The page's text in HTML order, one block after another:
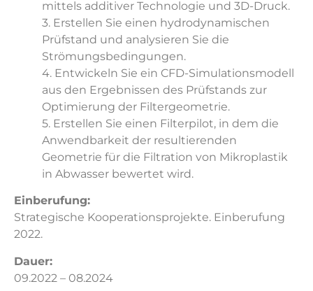
mittels additiver Technologie und 3D-Druck.
3. Erstellen Sie einen hydrodynamischen
Prüfstand und analysieren Sie die
Strömungsbedingungen.
4. Entwickeln Sie ein CFD-Simulationsmodell
aus den Ergebnissen des Prüfstands zur
Optimierung der Filtergeometrie.
5. Erstellen Sie einen Filterpilot, in dem die
Anwendbarkeit der resultierenden
Geometrie für die Filtration von Mikroplastik
in Abwasser bewertet wird.
Einberufung:
Strategische Kooperationsprojekte. Einberufung
2022.
Dauer:
09.2022 – 08.2024